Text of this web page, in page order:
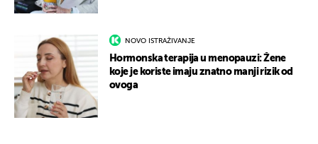
NOVO ISTRAŽIVANJE
Hormonska terapija u menopauzi: Žene
koje je koriste imaju znatno manji rizik od
ovoga